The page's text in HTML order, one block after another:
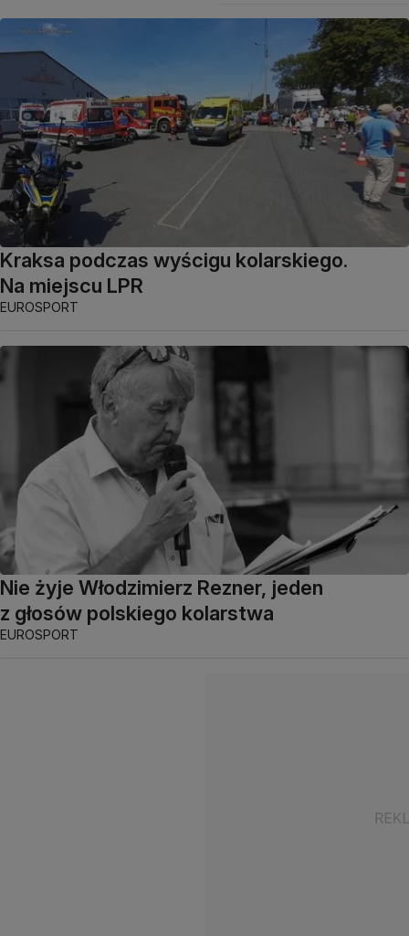
Kraksa podczas wyścigu kolarskiego.
Na miejscu LPR
EUROSPORT
Nie żyje Włodzimierz Rezner, jeden
z głosów polskiego kolarstwa
EUROSPORT